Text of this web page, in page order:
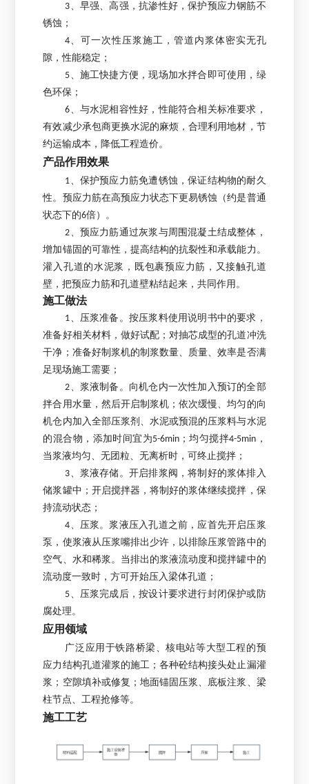
3、早强、高强，抗渗性好，保护预应力钢筋不
锈蚀；
4、可一次性压浆施工，管道内浆体密实无孔
隙，性能稳定；
5、施工快捷方便，现场加水拌合即可使用，绿
色环保；
6、与水泥相容性好，性能符合相关标准要求，
有效减少承包商更换水泥的麻烦，合理利用地材，节
约运输成本，降低工程造价。
产品作用效果
1、保护预应力筋免遭锈蚀，保证结构物的耐久
性。预应力筋在高预应力状态下更易锈蚀（约是普通
状态下的6倍）。
2、预应力筋通过灰浆与周围混凝土结成整体，
增加锚固的可靠性，提高结构的抗裂性和承载能力。
灌入孔道的水泥浆，既包裹预应力筋，又接触孔道
壁，把预应力筋和孔道壁粘结起来，共同作用。
施工做法
1、压浆准备。按压浆料使用说明书中的要求，
准备好相关材料，做好试配；对抽芯成型的孔道冲洗
干净；准备好制浆机的制浆数量、质量、效率是否满
足现场施工需要；
2、浆液制备。向机仓内一次性加入预订的全部
拌合用水量，然后开启制浆机；依次缓慢、均匀的向
机仓内加入全部压浆剂、水泥或预混的压浆料与水泥
的混合物，添加时间宜为5-6min；均匀搅拌4-5min，
当浆液均匀、无团粒、无离析时，可终止搅拌；
3、浆液存储。开启排浆阀，将制好的浆体排入
储浆罐中；开启搅拌器，将制好的浆体继续搅拌，保
持流动状态；
4、压浆。浆液压入孔道之前，应首先开启压浆
泵，使浆液从压浆嘴排出少许，以排除压浆管路中的
空气、水和稀浆。当排出的浆液流动度和搅拌罐中的
流动度一致时，方可开始压入梁体孔道；
5、压浆完成后，按设计要求进行封闭保护或防
腐处理。
应用领域
广泛应用于铁路桥梁、核电站等大型工程的预
应力结构孔道灌浆的施工；各种砼结构接头处止漏灌
浆；空隙填补或修复；地面锚固压浆、底板注浆、梁
柱节点、工程抢修等。
施工工艺